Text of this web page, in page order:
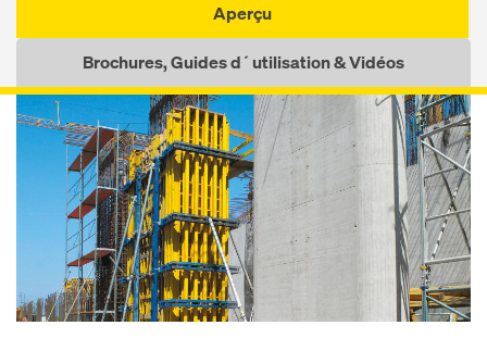
Aperçu
Brochures, Guides d´utilisation & Vidéos